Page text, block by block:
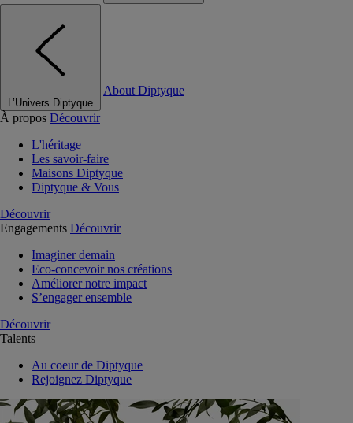
L’Univers Diptyque
About Diptyque
À propos Découvrir
L'héritage
Les savoir-faire
Maisons Diptyque
Diptyque & Vous
Découvrir
Engagements Découvrir
Imaginer demain
Eco-concevoir nos créations
Améliorer notre impact
S’engager ensemble
Découvrir
Talents
Au coeur de Diptyque
Rejoignez Diptyque